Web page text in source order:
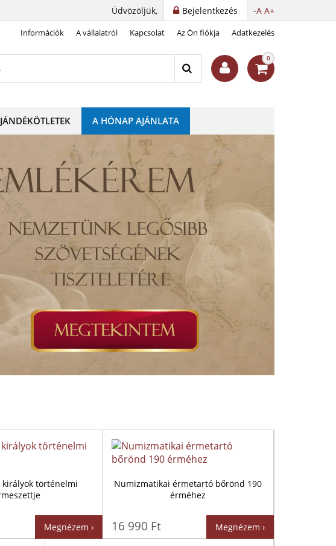
-A A+
Bejelentkezés
Üdvözöljük,
Információk A vállalatról Kapcsolat Az Ön fiókja Adatkezelés
0
A HÓNAP AJÁNLATA
történelmi
Megnézem ›
Numizmatikai érmetartó bőrönd 190
érméhez
16 990 Ft Megnézem ›